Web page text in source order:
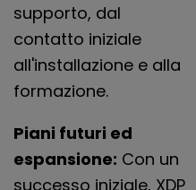
supporto, dal
contatto iniziale
all'installazione e alla
formazione.
Piani futuri ed
espansione: Con un
successo iniziale, XDP